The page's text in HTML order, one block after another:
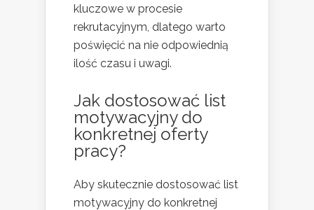
kluczowe w procesie
rekrutacyjnym, dlatego warto
poświęcić na nie odpowiednią
ilość czasu i uwagi.
Jak dostosować list
motywacyjny do
konkretnej oferty
pracy?
Aby skutecznie dostosować list
motywacyjny do konkretnej